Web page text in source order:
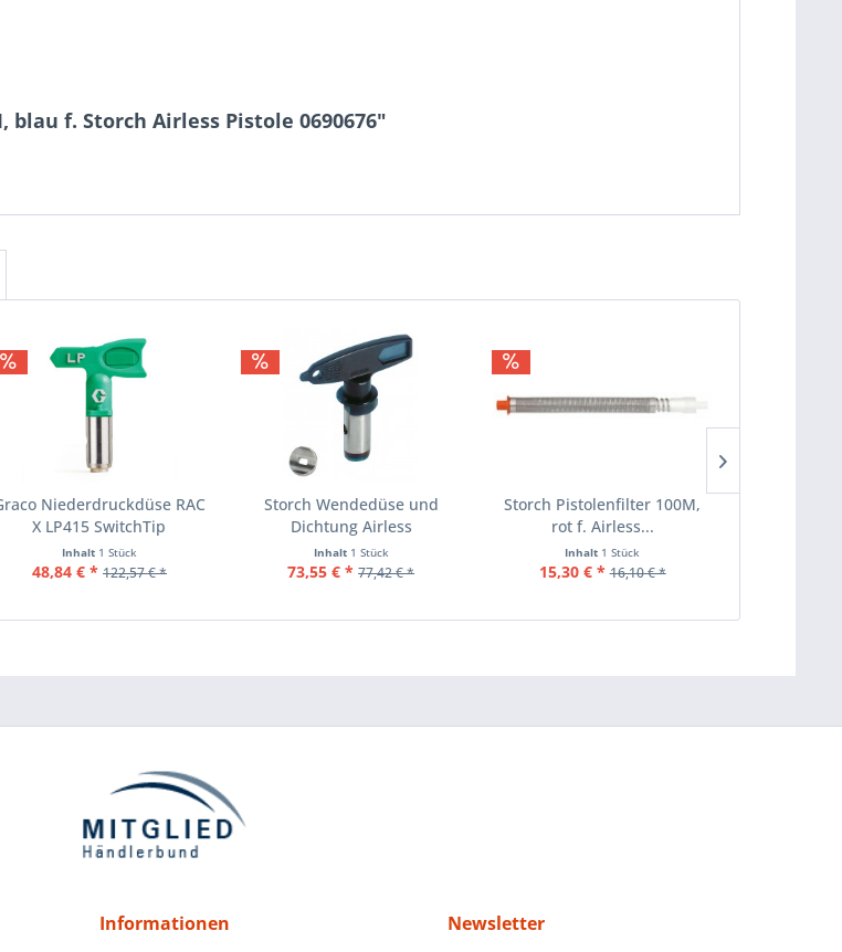
f. Storch Airless Pistole 0690676"
Niederdruckdüse RAC
X LP415 SwitchTip
Inhalt 1 Stück
48,84 € * 122,57 € *
Storch Wendedüse und
Dichtung Airless
Inhalt 1 Stück
73,55 € * 77,42 € *
Storch Pistolenfilter 100M,
rot f. Airless...
Inhalt 1 Stück
15,30 € * 16,10 € *
Informationen Newsletter